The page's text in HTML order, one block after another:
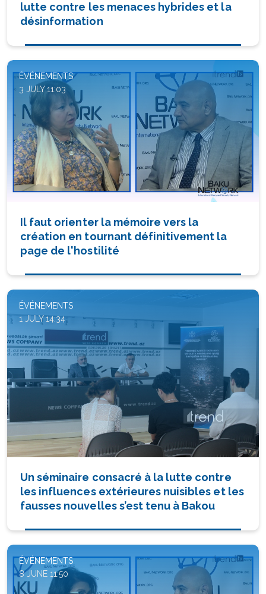
lutte contre les menaces hybrides et la
désinformation
ÉVÉNEMENTS
3 JULY 11:03
Il faut orienter la mémoire vers la
création en tournant définitivement la
page de l'hostilité
ÉVÉNEMENTS
1 JULY 14:34
Un séminaire consacré à la lutte contre
les influences extérieures nuisibles et les
fausses nouvelles s’est tenu à Bakou
ÉVÉNEMENTS
8 JUNE 11:50